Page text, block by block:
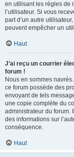
en utilisant les règles de
l’utilisateur. Si vous
part d’un autre
peuvent empêcher un
Haut
J’ai reçu un courrier
forum !
Nous en sommes
ce forum possède des
envoyant de tels
une copie complète du
administrateur du forum.
des informations sur
conséquence.
Haut